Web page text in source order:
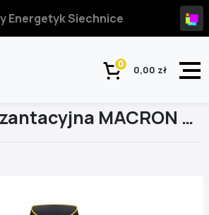
Energetyk Siechnice
0 0,00 zł
Bluza reprezantacyjna MACRON Energetyk Siechnice